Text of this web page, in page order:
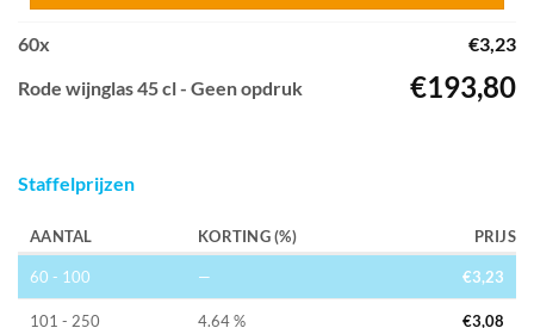
60x €3,23
Rode wijnglas 45 cl - Geen opdruk
€193,80
Staffelprijzen
AANTAL KORTING (%) PRIJS
60 - 100 — €3,23
101 - 250 4.64 % €3,08